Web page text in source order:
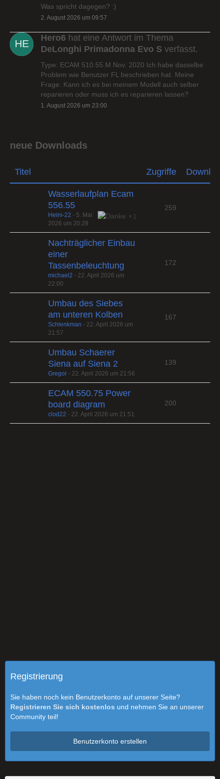
Was spricht dagegen? :)
2. August 2026 um 09:57
Hero6 hat eine Antwort im Thema
DeLonghi Primadonna Evo S verfasst.
Type: ECAM 510.55.M Nov. 2020 Ich habe dasselbe
Problem wie Benutzer FL beschrieben hat. Meine
Frage: Kann ich es bei meinem Modell auch selber
reparieren oder muss ich es reparieren lassen?
1. August 2026 um 23:00
neue Downloads
Titel Zugriffe
Wasserlaufplan Ecam
556.55
1
Heini-22 - 5. Mai
2026 um 20:28
259
Nachträglicher Einbau
einer
Tassenbeleuchtung
michael2 - 22. April 2026 um
22:00
172
Umbau des Siebes
am unteren Kolben
Schlenkman - 22. April 2026 um
21:57
167
Umbau Schaerer
Siena auf Siena 2
Gregor - 22. April 2026 um 21:56
139
ECAM 550.75 Power
board diagram
clod22 - 22. April 2026 um 21:51
200
Registrierung
Sie haben noch kein Benutzerkonto auf unserer Seite?
Registrieren Sie sich kostenlos und nehmen Sie an unserer
Community teil!
Benutzerkonto erstellen